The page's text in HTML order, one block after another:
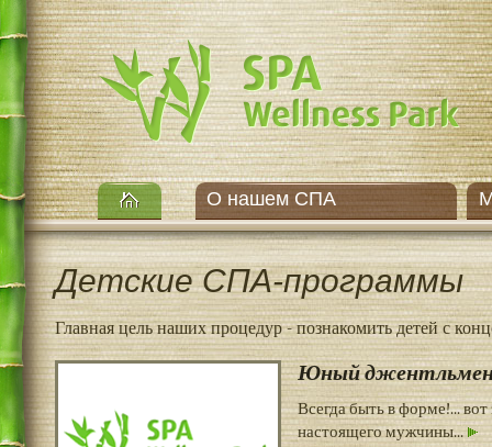
О нашем СПА
Детские СПА-программы
Главная цель наших процедур - познакомить детей с
Юный
Всегда быть в форме!... вот
настоящего мужчины...